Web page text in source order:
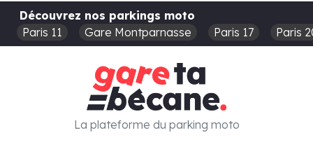
Découvrez nos parkings moto
Paris 11
Gare Montparnasse Paris 17 Paris
La plateforme du parking moto